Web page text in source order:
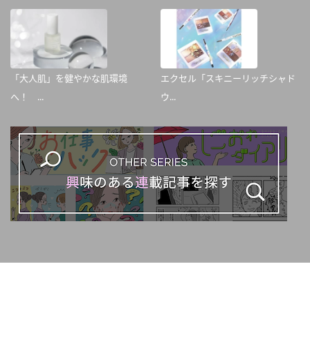
「大人肌」を健やかな肌環境
へ！ ...
エクセル「スキニーリッチシャド
ウ...